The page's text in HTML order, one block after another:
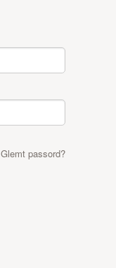
Glemt passord?